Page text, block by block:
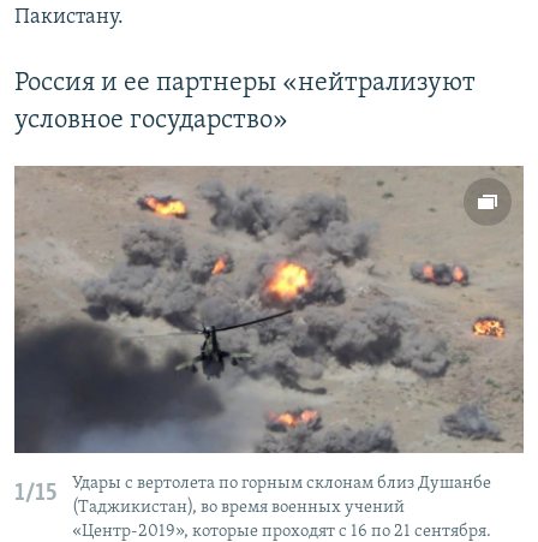
Пакистану.
Россия и ее партнеры «нейтрализуют
условное государство»
1/15
Удары с вертолета по горным склонам близ Душанбе
(Таджикистан), во время военных учений
«Центр-2019», которые проходят с 16 по 21 сентября.